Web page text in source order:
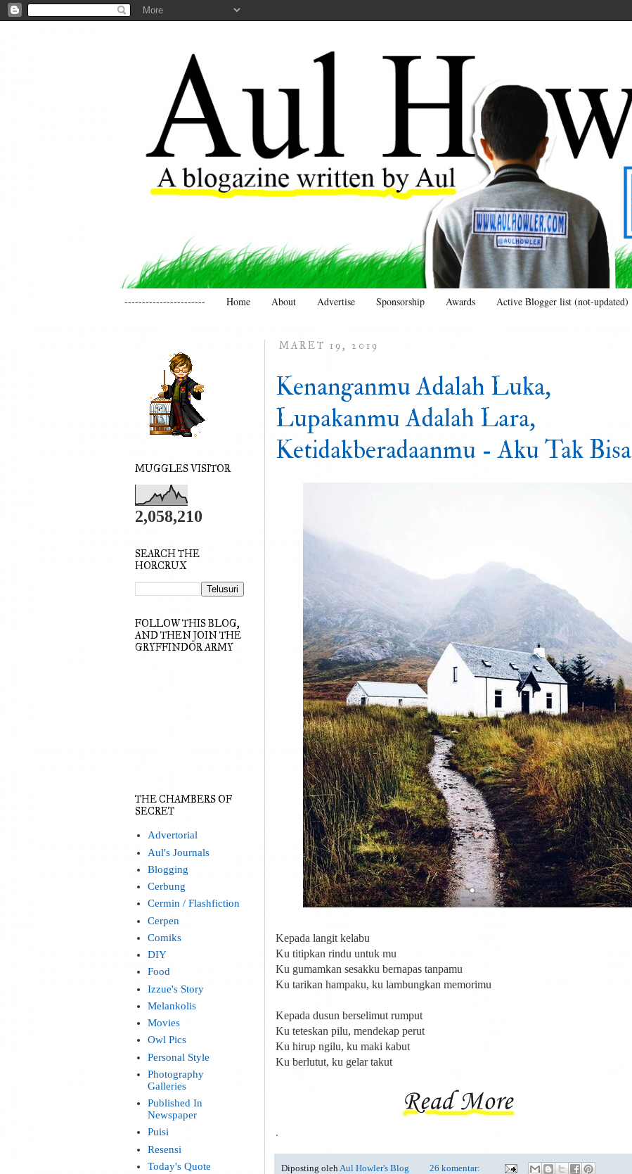
----------------------- Home About Advertise Sponsorship Awards Active Blogger list (not-updated)
MARET 19, 2019
Kenanganmu Adalah Luka,
Lupakanmu Adalah Lara,
Ketidakberadaanmu - Aku Tak Bisa
Kepada langit kelabu
Ku titipkan rindu untuk mu
Ku gumamkan sesakku bernapas tanpamu
Ku tarikan hampaku, ku lambungkan memorimu
Kepada dusun berselimut rumput
Ku teteskan pilu, mendekap perut
Ku hirup ngilu, ku maki kabut
Ku berlutut, ku gelar takut
.
Diposting oleh Aul Howler's Blog
26 komentar:
MUGGLES VISITOR
2,058,210
SEARCH THE
HORCRUX
FOLLOW THIS BLOG,
AND THEN JOIN THE
GRYFFINDOR ARMY
THE CHAMBERS OF
SECRET
Advertorial
Aul's Journals
Blogging
Cerbung
Cermin / Flashfiction
Cerpen
Comiks
DIY
Food
Izzue's Story
Melankolis
Movies
Owl Pics
Personal Style
Photography
Galleries
Published In
Newspaper
Puisi
Resensi
Today's Quote